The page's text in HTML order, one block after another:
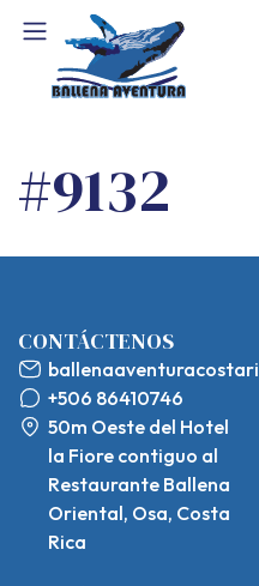
#9132
CONTÁCTENOS
+506 86410746
50m Oeste del Hotel
la Fiore contiguo al
Restaurante Ballena
Oriental, Osa, Costa
Rica